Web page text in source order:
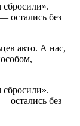
авто. А нас,
—